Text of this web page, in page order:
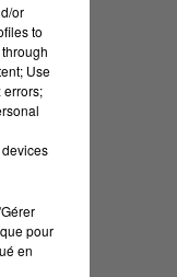
or
to
Use
errors;
pour
en